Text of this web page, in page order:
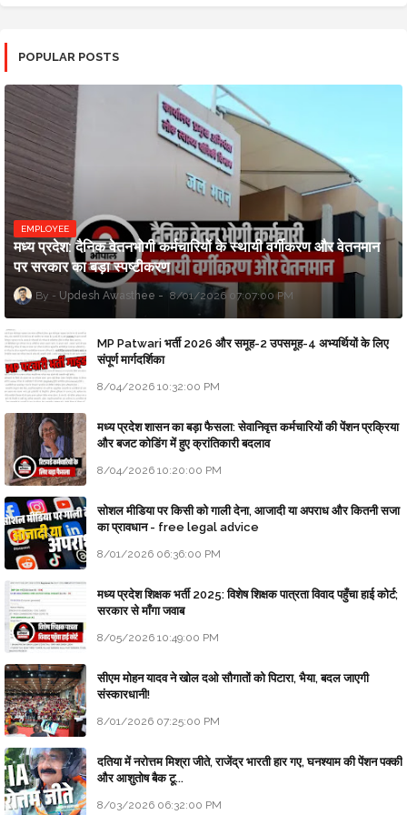
POPULAR POSTS
EMPLOYEE
मध्य प्रदेश: दैनिक वेतनभोगी कर्मचारियों के स्थायी वर्गीकरण और वेतनमान
पर सरकार का बड़ा स्पष्टीकरण
Updesh Awasthee 8/01/2026 07:07:00 PM
MP Patwari भर्ती 2026 और समूह-2 उपसमूह-4 अभ्यर्थियों के लिए
संपूर्ण मार्गदर्शिका
8/04/2026 10:32:00 PM
मध्य प्रदेश शासन का बड़ा फैसला: सेवानिवृत्त कर्मचारियों की पेंशन प्रक्रिया
और बजट कोडिंग में हुए क्रांतिकारी बदलाव
8/04/2026 10:20:00 PM
सोशल मीडिया पर किसी को गाली देना, आजादी या अपराध और कितनी सजा
का प्रावधान - free legal advice
8/01/2026 06:36:00 PM
मध्य प्रदेश शिक्षक भर्ती 2025: विशेष शिक्षक पात्रता विवाद पहुँचा हाई कोर्ट;
सरकार से माँगा जवाब
8/05/2026 10:49:00 PM
सीएम मोहन यादव ने खोल दओ सौगातों को पिटारा, भैया, बदल जाएगी
संस्कारधानी!
8/01/2026 07:25:00 PM
दतिया में नरोत्तम मिश्रा जीते, राजेंद्र भारती हार गए, घनश्याम की पेंशन पक्की
और आशुतोष बैक टू...
8/03/2026 06:32:00 PM